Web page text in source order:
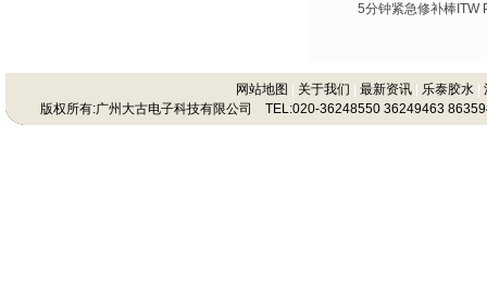
5分钟紧急修补棒ITW
网站地图 关于我们 最新资讯| 乐泰胶水|
版权所有:广州大古电子科技有限公司 TEL:020-36248550 36249463